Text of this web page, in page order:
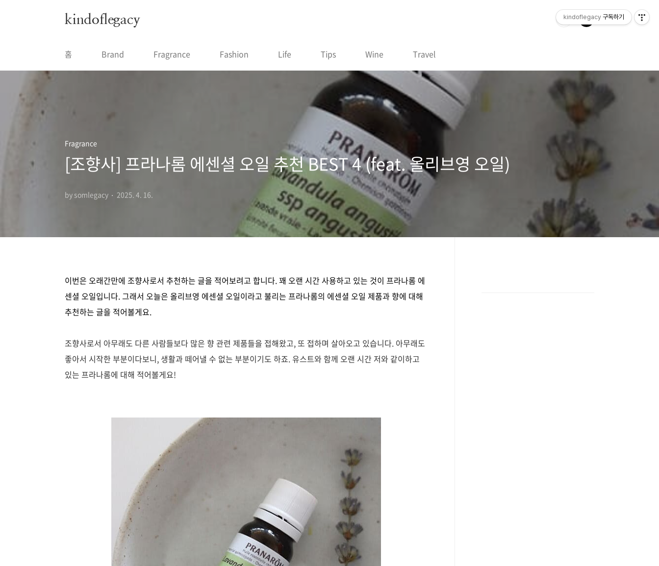
kindoflegacy
홈 Brand Fragrance Fashion Life Tips Wine Travel
Fragrance
[조향사] 프라나롬 에센셜 오일 추천 BEST 4 (feat. 올리브영 오일)
by somlegacy 2025. 4. 16.
이번은 오래간만에 조향사로서 추천하는 글을 적어보려고 합니다. 꽤 오랜 시간 사용하고 있는 것이 프라나롬 에
센셜 오일입니다. 그래서 오늘은 올리브영 에센셜 오일이라고 불리는 프라나롬의 에센셜 오일 제품과 향에 대해
추천하는 글을 적어볼게요.
조향사로서 아무래도 다른 사람들보다 많은 향 관련 제품들을 접해왔고, 또 접하며 살아오고 있습니다. 아무래도
좋아서 시작한 부분이다보니, 생활과 떼어낼 수 없는 부분이기도 하죠. 유스트와 함께 오랜 시간 저와 같이하고
있는 프라나롬에 대해 적어볼게요!
kindoflegacy 구독하기